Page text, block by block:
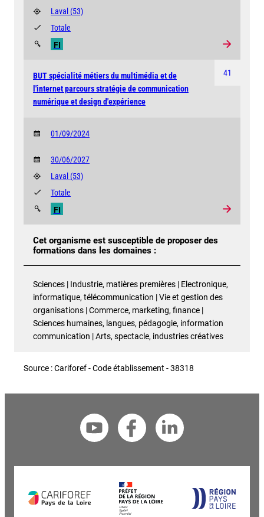
Laval (53)
FI
Totale
41
BUT spécialité métiers du multimédia et de
l'internet parcours stratégie de communication
numérique et design d'expérience
01/09/2024
30/06/2027
Laval (53)
FI
Totale
Cet organisme est susceptible de proposer des
formations dans les domaines :
Sciences | Industrie, matières premières | Electronique,
informatique, télécommunication | Vie et gestion des
organisations | Commerce, marketing, finance |
Sciences humaines, langues, pédagogie, information
communication | Arts, spectacle, industries créatives
Source : Cariforef - Code établissement - 38318